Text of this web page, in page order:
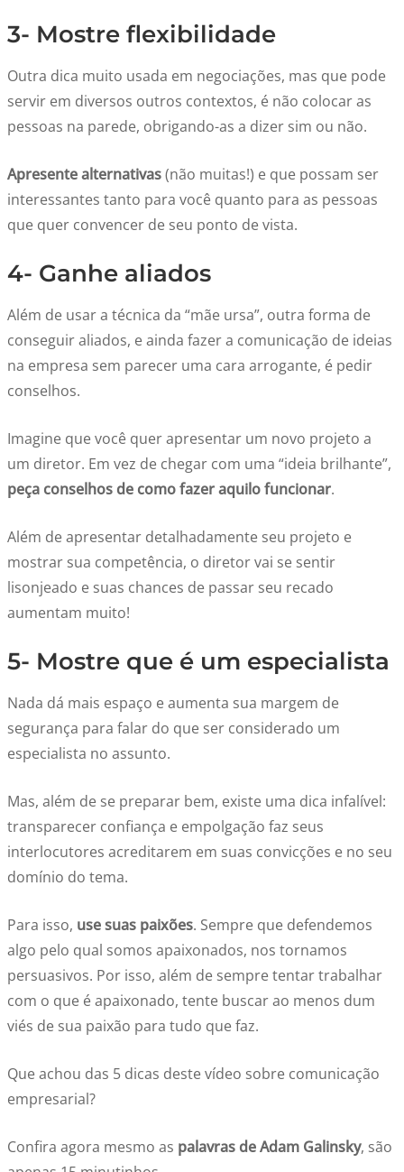
3- Mostre flexibilidade
Outra dica muito usada em negociações, mas que pode
servir em diversos outros contextos, é não colocar as
pessoas na parede, obrigando-as a dizer sim ou não.
Apresente alternativas(não muitas!) e que possam ser
interessantes tanto para você quanto para as pessoas
que quer convencer de seu ponto de vista.
4- Ganhe aliados
Além de usar a técnica da “mãe ursa”, outra forma de
conseguir aliados, e ainda fazer a comunicação de ideias
na empresa sem parecer uma cara arrogante, é pedir
conselhos.
Imagine que você quer apresentar um novo projeto a
um diretor. Em vez de chegar com uma “ideia brilhante”,
peça conselhos de como fazer aquilo funcionar.
Além de apresentar detalhadamente seu projeto e
mostrar sua competência, o diretor vai se sentir
lisonjeado e suas chances de passar seu recado
aumentam muito!
5- Mostre que é um especialista
Nada dá mais espaço e aumenta sua margem de
segurança para falar do que ser considerado um
especialista no assunto.
Mas, além de se preparar bem, existe uma dica infalível:
transparecer confiança e empolgação faz seus
interlocutores acreditarem em suas convicções e no seu
domínio do tema.
Para isso, use suas paixões. Sempre que defendemos
algo pelo qual somos apaixonados, nos tornamos
persuasivos. Por isso, além de sempre tentar trabalhar
com o que é apaixonado, tente buscar ao menos dum
viés de sua paixão para tudo que faz.
Que achou das 5 dicas deste vídeo sobre comunicação
empresarial?
Confira agora mesmo as palavras de Adam Galinsky, são